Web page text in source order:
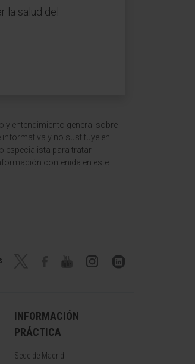
la salud del
y entendimiento general sobre
y no sustituye en
especialista para tratar
contenida en este
INFORMACIÓN
PRÁCTICA
Sede de Madrid